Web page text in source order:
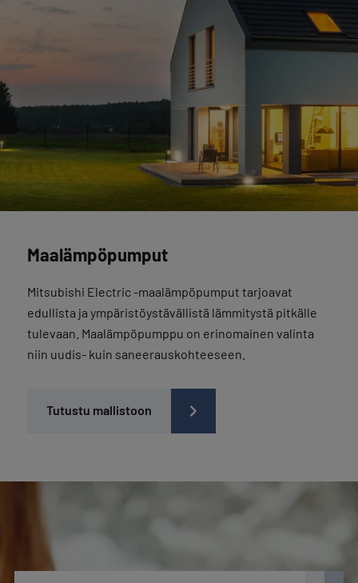
Maalämpöpumput
Mitsubishi Electric -maalämpöpumput tarjoavat
edullista ja ympäristöystävällistä lämmitystä pitkälle
tulevaan. Maalämpöpumppu on erinomainen valinta
niin uudis- kuin saneerauskohteeseen.
Tutustu mallistoon